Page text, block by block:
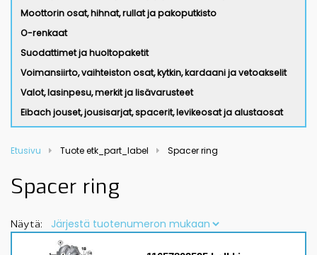
Moottorin osat, hihnat, rullat ja pakoputkisto
O-renkaat
Suodattimet ja huoltopaketit
Voimansiirto, vaihteiston osat, kytkin, kardaani ja vetoakselit
Valot, lasinpesu, merkit ja lisävarusteet
Eibach jouset, jousisarjat, spacerit, levikeosat ja alustaosat
Etusivu Tuote etk_part_label Spacer ring
Spacer ring
Näytä: